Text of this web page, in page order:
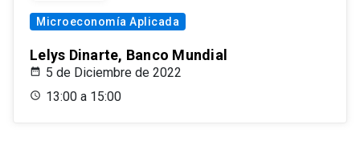
Microeconomía Aplicada
Lelys Dinarte, Banco Mundial
5 de Diciembre de 2022
13:00 a 15:00